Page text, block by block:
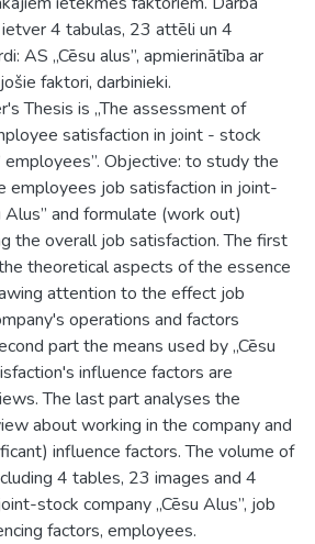
4 tabulas, 23 attēli un 4
AS „Cēsu alus”, apmierinātība ar
faktori, darbinieki.
Thesis is „The assessment of
satisfaction in joint - stock
employees”. Objective: to study the
employees job satisfaction in joint-
Alus” and formulate (work out)
the overall job satisfaction. The first
theoretical aspects of the essence
attention to the effect job
operations and factors
part the means used by „Cēsu
influence factors are
The last part analyses the
about working in the company and
influence factors. The volume of
4 tables, 23 images and 4
stock company „Cēsu Alus”, job
factors, employees.